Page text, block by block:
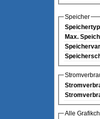
Speicher
Speichertyp
Max.
Alle